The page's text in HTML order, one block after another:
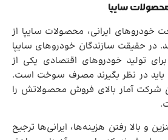
سایپا
ایرانی، محصولات سایپا از
حقیقت سازندگان خودروهای سایپا
تولید خودروهای اقتصادی یکی از
باید در نظر بگیرند مصرف سوخت است.
شرکت آمار بالای فروش محصولاتش را
و بالا رفتن هزینه‌ها، ایرانی‌ها ترجیح